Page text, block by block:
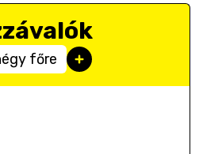
főre